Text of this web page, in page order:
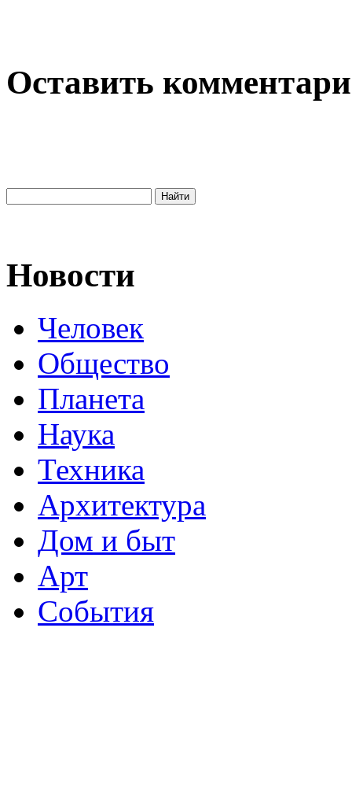
Оставить
Новости
Человек
Общество
Планета
Наука
Техника
Архитектура
Дом и быт
Арт
События